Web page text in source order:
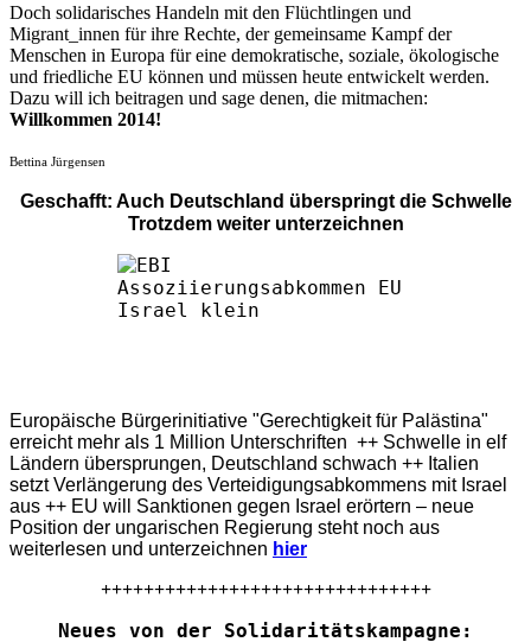
Doch solidarisches Handeln mit den Flüchtlingen und
Migrant_innen für ihre Rechte, der gemeinsame Kampf der
Menschen in Europa für eine demokratische, soziale, ökologische
und friedliche EU können und müssen heute entwickelt werden.
Dazu will ich beitragen und sage denen, die mitmachen:
Willkommen 2014!
Bettina Jürgensen
Geschafft: Auch Deutschland überspringt die Schwelle
Trotzdem weiter unterzeichnen
Europäische Bürgerinitiative "Gerechtigkeit für Palästina"
erreicht mehr als 1 Million Unterschriften ++ Schwelle in elf
Ländern übersprungen, Deutschland schwach ++ Italien
setzt Verlängerung des Verteidigungsabkommens mit Israel
aus ++ EU will Sanktionen gegen Israel erörtern – neue
Position der ungarischen Regierung steht noch aus
weiterlesen und unterzeichnen hier
+++++++++++++++++++++++++++++++
Neues von der Solidaritätskampagne: